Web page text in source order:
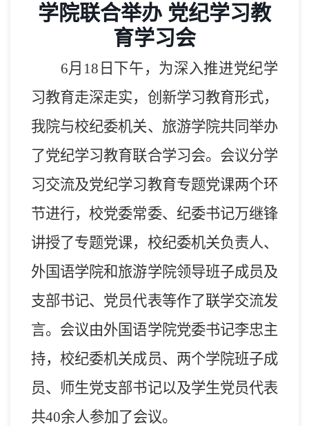
学院联合举办 党纪学习教
育学习会
6月18 日下午，为深入推进党纪学
习教育走深走实， 创新学习教育形式，
我院与校纪委机关、旅游学院共同举办
了党纪学习教育联合学习会。 会议分学
习交流及党纪学习教育专题党课两个环
节进行，校党委常委、纪委书记万继锋
讲授了专题党课，校纪委机关负责人、
外国语学院和旅游学院领导班子成员及
支部书记、党员代表等作了联学交流发
言。 会议由外国语学院党委书记李忠主
持，校纪委机关成员、 两个学院班子成
员、 师生党支部书记以及学生党员代表
共40余人参加了会议。